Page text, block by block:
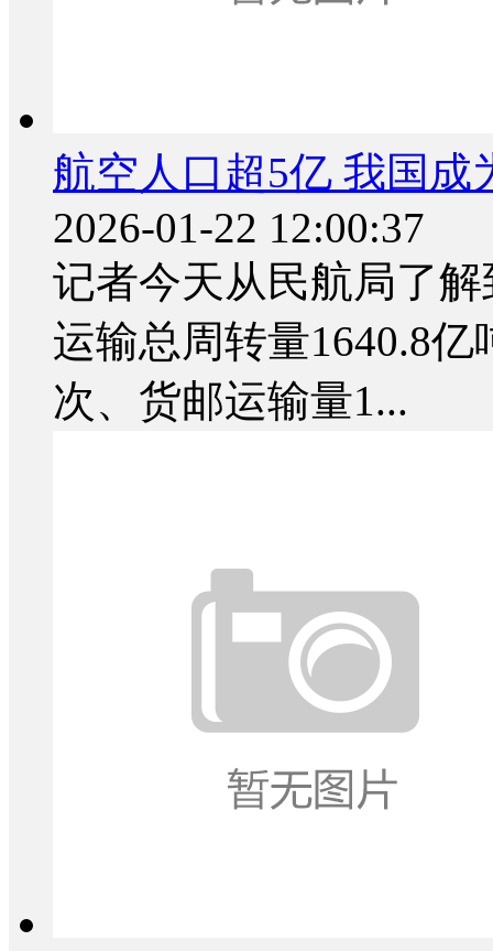
航空人口超5亿 我国
2026-01-22 12:00:37
记者今天从民航局了
运输总周转量1640.8
次、货邮运输量1...